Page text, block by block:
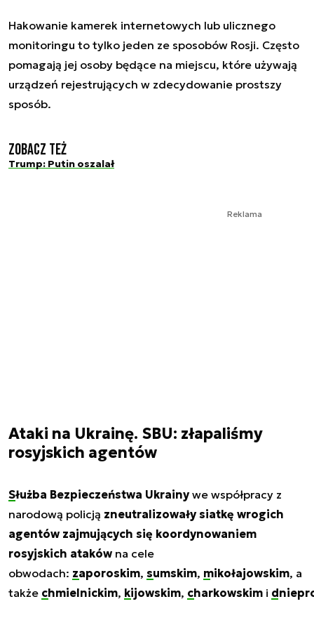
Hakowanie kamerek internetowych lub ulicznego
monitoringu to tylko jeden ze sposobów Rosji. Często
pomagają jej osoby będące na miejscu, które używają
urządzeń rejestrujących w zdecydowanie prostszy
sposób.
Zobacz też
Trump: Putin oszalał
Reklama
Ataki na Ukrainę. SBU: złapaliśmy
rosyjskich agentów
Służba Bezpieczeństwa Ukrainywe współpracy z
narodową policją zneutralizowały siatkę wrogich
agentów zajmujących się koordynowaniem
rosyjskich ataków na cele
obwodach: zaporoskim, sumskim, mikołajowskim, a
także chmielnickim, kijowskim, charkowskim i